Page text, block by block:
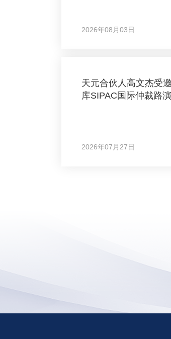
2026年08月03日
天元合伙人高文杰受
库SIPAC国际仲裁路
2026年07月27日